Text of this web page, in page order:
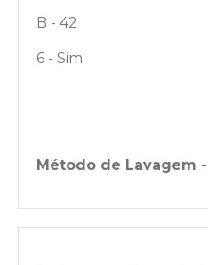
B - 42
6 - Sim
Método de Lavagem